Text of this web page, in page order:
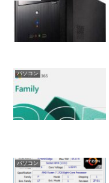
パソコン
パソコン